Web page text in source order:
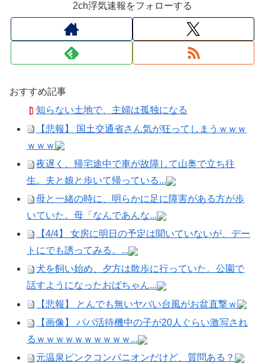
2ch浮気速報をフォローする
おすすめ記事
知らない土地で、主婦は孤独になる
【悲報】 国土交通省さん気が狂ってしまうｗｗｗ
ｗｗｗ
夜遅く、帰宅途中で車が故障して山奥で立ち往
生。夫と娘と歩いて帰っている...
母と一緒の時に、明らかに足に障害がある方が歩
いていた。母「なんであんな...
【4/4】 女房に明日の予定は聞いていないが、デー
トにでも誘ってみる。...
犬を飼い始め、夕方は散歩に行っていた。公園で
話すようになったおばちゃん...
【悲報】 とんでも無いヤバい台風がお盆直撃ｗ
【画像】 パパ活待機中の子が20人ぐらい激写され
るｗｗｗｗｗｗｗｗｗｗ...
元温泉ピンクコンパニオンだけど、質問ある？